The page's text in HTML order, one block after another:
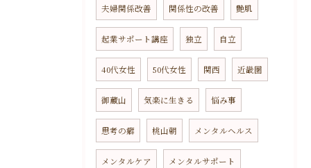
夫婦関係改善 関係性の改善 艶肌
起業サポート講座 独立 自立
40代女性 50代女性 関西 近畿圏
御蔵山 気楽に生きる 悩み事
思考の癖 桃山朝 メンタルヘルス
メンタルケア メンタルサポート